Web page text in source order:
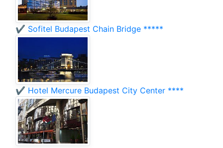
✔️ Sofitel Budapest Chain Bridge *****
✔️ Hotel Mercure Budapest City Center ****